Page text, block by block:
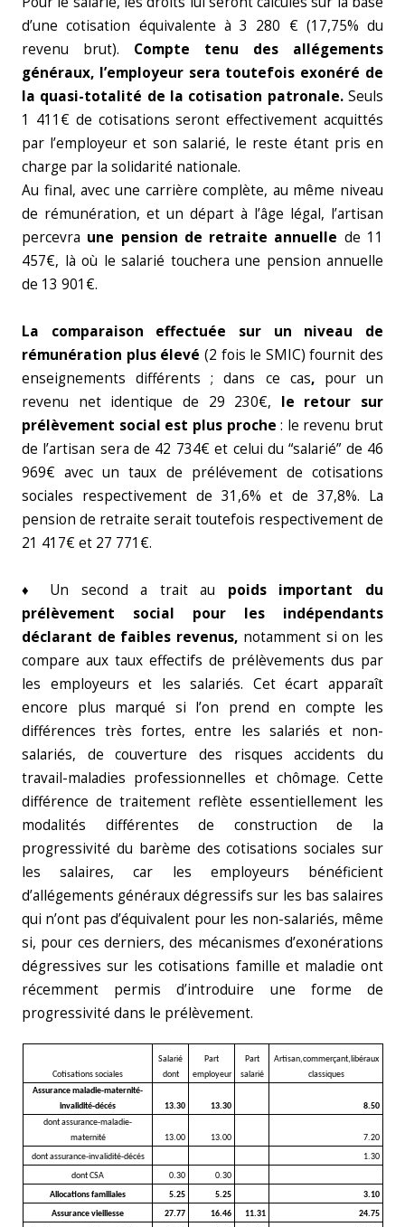
d’une cotisation équivalente à 3 280 € (17,75% du
revenu brut). Compte tenu des allégements
généraux, l’employeur sera toutefois exonéré de
la quasi-totalité de la cotisation patronale.Seuls
1 411€ de cotisations seront effectivement acquittés
par l’employeur et son salarié, le reste étant pris en
charge par la solidarité nationale.
Au final, avec une carrière complète, au même niveau
de rémunération, et un départ à l’âge légal, l’artisan
percevra une pension de retraite annuelle de 11
457€, là où le salarié touchera une pension annuelle
de 13 901€.
La comparaison effectuée sur un niveau de
rémunération plus élevé (2 fois le SMIC) fournit des
enseignements différents ; dans ce cas,pour un
revenu net identique de 29 230€, le retour sur
prélèvement social est plus proche : le revenu brut
de l’artisan sera de 42 734€ et celui du “salarié” de 46
969€ avec un taux de prélévement de cotisations
sociales respectivement de 31,6% et de 37,8%. La
pension de retraite serait toutefois respectivement de
21 417€ et 27 771€.
♦ Un second a trait au poids important du
prélèvement social pour les indépendants
déclarant de faibles revenus, notamment si on les
compare aux taux effectifs de prélèvements dus par
les employeurs et les salariés. Cet écart apparaît
encore plus marqué si l’on prend en compte les
différences très fortes, entre les salariés et non-
salariés, de couverture des risques accidents du
travail-maladies professionnelles et chômage. Cette
différence de traitement reflète essentiellement les
modalités différentes de construction de la
progressivité du barème des cotisations sociales sur
les salaires, car les employeurs bénéficient
d’allégements généraux dégressifs sur les bas salaires
qui n’ont pas d’équivalent pour les non-salariés, même
si, pour ces derniers, des mécanismes d’exonérations
dégressives sur les cotisations famille et maladie ont
récemment permis d’introduire une forme de
progressivité dans le prélèvement.
Cotisations sociales
Salarié
dont
Part
employeur
Part
salarié
Artisan,commerçant,libéraux
classiques
Assurance maladie-maternité-
invalidité-décés
13.30 13.30
8.50
dont assurance-maladie-
maternité
13.00 13.00
7.20
dont assurance-invalidité-décés
1.30
dont CSA
0.30
0.30
Allocations familiales
5.25 5.25
3.10
Assurance vieillesse
27.77 16.46 11.31
24.75